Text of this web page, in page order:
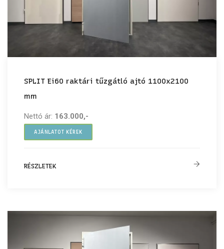
SPLIT Ei60 raktári tűzgátló ajtó 1100x2100
mm
Nettó ár: 163.000,-
AJÁNLATOT KÉREK
RÉSZLETEK